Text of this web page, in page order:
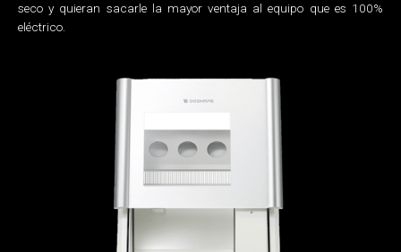
seco y quieran sacarle la mayor ventaja al equipo que es 100%
eléctrico.